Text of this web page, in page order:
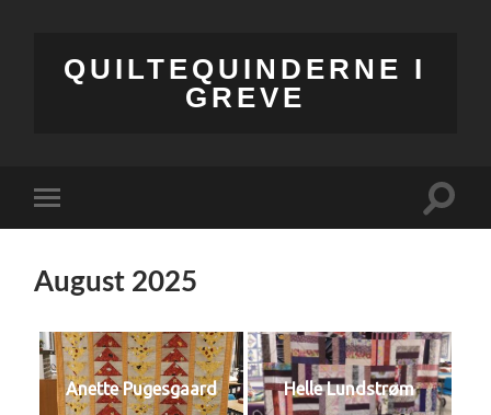
QUILTEQUINDERNE I
GREVE
mobile
Toggle
August 2025
Anette Pugesgaard Helle Lundstrøm